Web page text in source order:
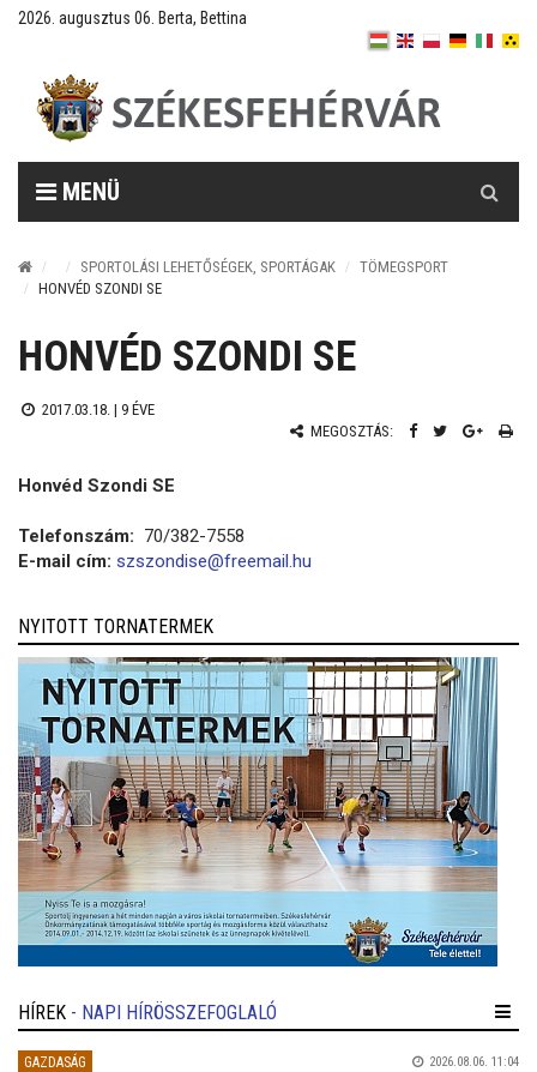
2026. augusztus 06. Berta, Bettina
MENÜ
SPORTOLÁSI LEHETŐSÉGEK, SPORTÁGAK
TÖMEGSPORT
HONVÉD SZONDI SE
HONVÉD SZONDI SE
2017.03.18. | 9 ÉVE
MEGOSZTÁS:
Honvéd Szondi SE
Telefonszám: 70/382-7558
E-mail cím: szszondise@freemail.hu
NYITOTT TORNATERMEK
HÍREK - NAPI HÍRÖSSZEFOGLALÓ
GAZDASÁG 2026.08.06. 11:04